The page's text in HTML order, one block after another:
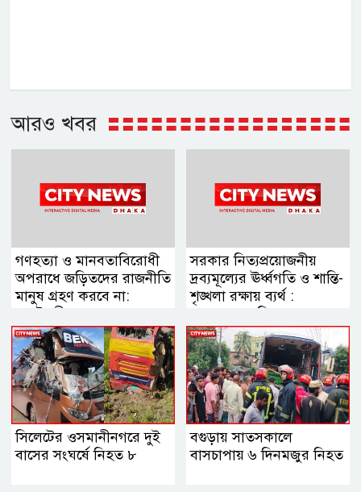
আরও খবর
গণহত্যা ও মানবতাবিরোধী
অপরাধে জড়িতদের রাজনীতি
মানুষ গ্রহণ করবে না:
স্বরাষ্ট্রমন্ত্রী
সরকার নিত্যপ্রয়োজনীয়
দ্রব্যমূল্যের ঊর্ধ্বগতি ও শান্তি-
শৃঙ্খলা রক্ষায় ব্যর্থ :
জামায়াত আমির
সিলেটের ওসমানীনগরে দুই
বাসের সংঘর্ষে নিহত ৮
বগুড়ায় সাতসকালে
বাসচাপায় ৬ দিনমজুর নিহত